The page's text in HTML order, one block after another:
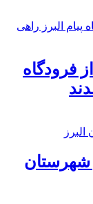
فرودگاه
شهرستان